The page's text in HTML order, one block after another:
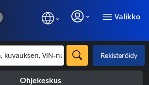
Valikko
Rekisteröidy
Ohjekeskus